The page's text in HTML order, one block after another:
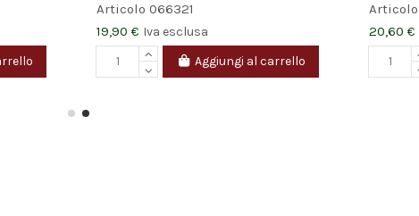
Articolo 066321
19,90 € Iva esclusa
Aggiungi al carrello
Articolo
20,60 €